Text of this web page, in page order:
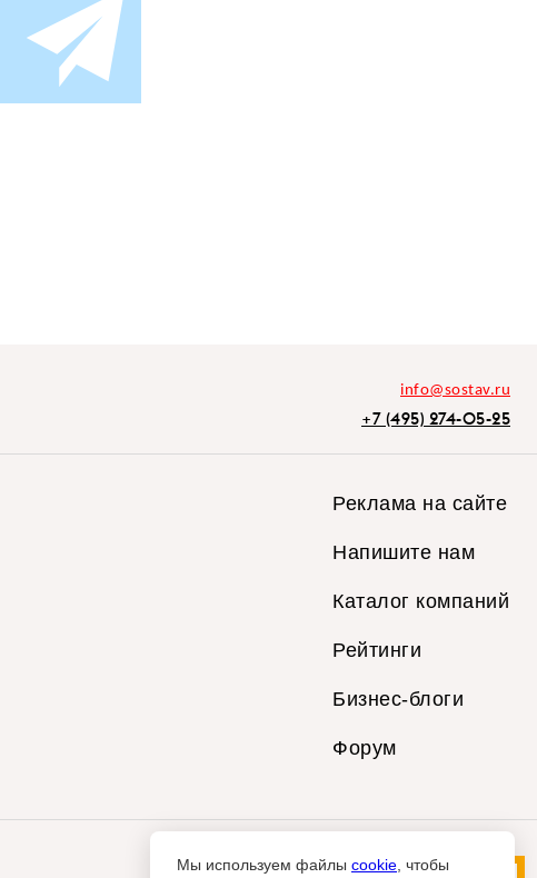
info@sostav.ru
+7 (495) 274-05-25
Реклама на сайте
Напишите нам
Каталог компаний
Рейтинги
Бизнес-блоги
Форум
Мы используем файлы cookie , чтобы